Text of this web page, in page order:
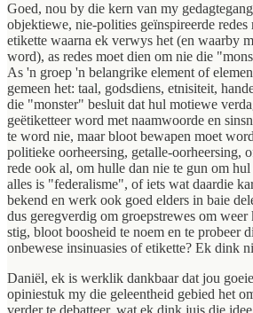
Goed, nou by die kern van my
objektiewe, nie-polities geïnspireerde
etikette waarna ek verwys het (en waarby
word), as redes moet dien om nie die
As 'n groep 'n belangrike element of
gemeen het: taal, godsdiens, etnisiteit,
die "monster" besluit dat hul motiewe
geëtiketteer word met naamwoorde en
te word nie, maar bloot bewapen moet
politieke oorheersing, getalle-oorheersing,
rede ook al, om hulle dan nie te gun om
alles is "federalisme", of iets wat daardie
bekend en werk ook goed elders in baie
dus geregverdig om groepstrewes om
stig, bloot boosheid te noem en te probeer
onbewese insinuasies of etikette? Ek dink
Daniël, ek is werklik dankbaar dat jou
opiniestuk my die geleentheid gebied het
verder te debatteer, wat ek dink juis die